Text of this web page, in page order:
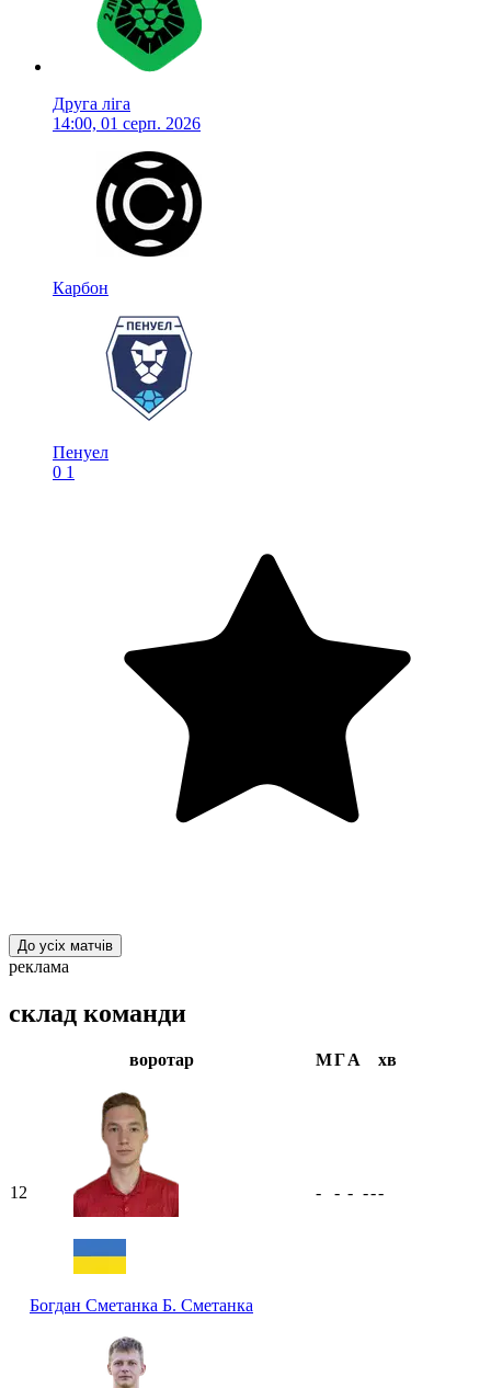
Друга ліга
14:00, 01 серп. 2026
Карбон
Пенуел
0 1
До усіх матчів
реклама
склад команди
воротар МГА хв
12
Богдан Сметанка Б. Сметанка
- - - ---